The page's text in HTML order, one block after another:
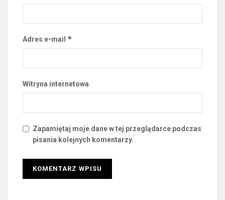
Adres e-mail *
Witryna internetowa
Zapamiętaj moje dane w tej przeglądarce podczas
pisania kolejnych komentarzy.